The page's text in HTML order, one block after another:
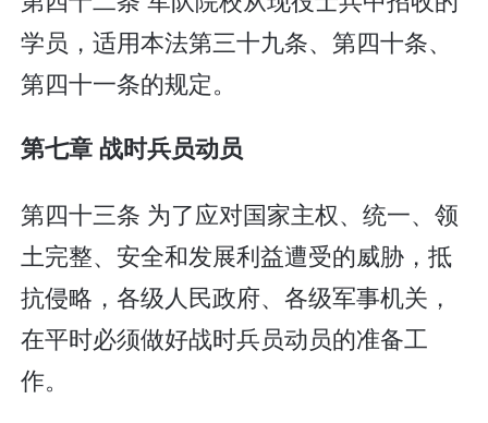
学员，适用本法第三十九条、第四十条、
第四十一条的规定。
第七章 战时兵员动员
第四十三条 为了应对国家主权、统一、领
土完整、安全和发展利益遭受的威胁，抵
抗侵略，各级人民政府、各级军事机关，
在平时必须做好战时兵员动员的准备工
作。